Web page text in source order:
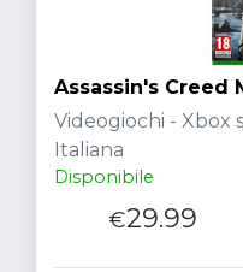
Assassin's Creed
Videogiochi - Xbox
Italiana
Disponibile
€29.99